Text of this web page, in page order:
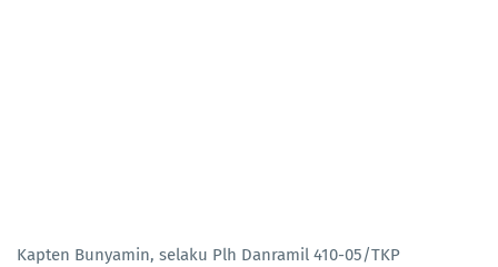
Kapten Bunyamin, selaku Plh Danramil 410-05/TKP